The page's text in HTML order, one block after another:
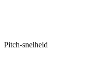
Pitch-snelheid